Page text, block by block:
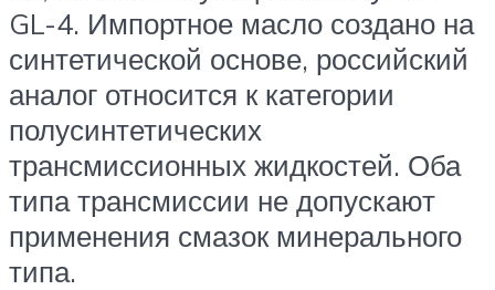
GL-4. Импортное масло создано на
синтетической основе, российский
аналог относится к категории
полусинтетических
трансмиссионных жидкостей. Оба
типа трансмиссии не допускают
применения смазок минерального
типа.